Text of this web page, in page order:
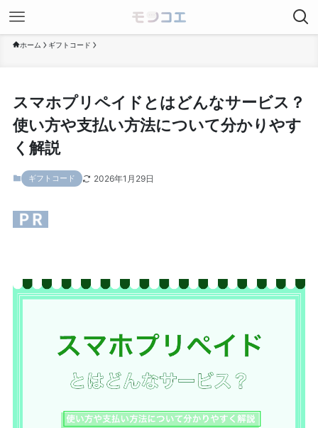
ホーム ギフトコード
スマホプリペイドとはどんなサービス？
使い方や支払い方法について分かりやす
く解説
ギフトコード 2026年1月29日